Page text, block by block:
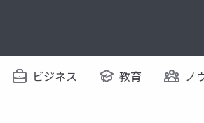
ビジネス 教育 ノ